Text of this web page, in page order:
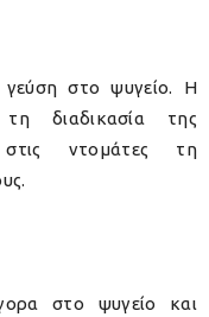
στο ψυγείο. Η
διαδικασία της
ντομάτες τη
στο ψυγείο και